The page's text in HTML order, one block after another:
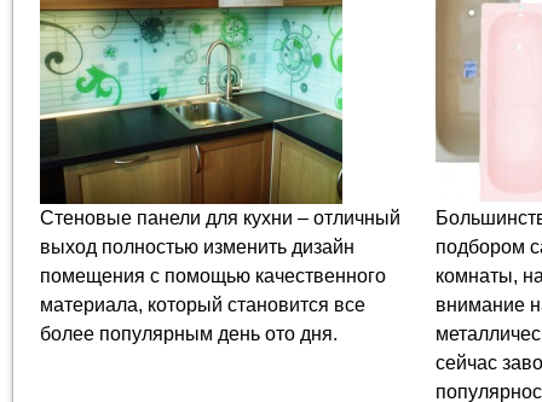
Стеновые панели для кухни – отличный
выход полностью изменить дизайн
помещения с помощью качественного
материала, который становится все
более популярным день ото дня.
подбором
комнаты,
внимание
сейчас